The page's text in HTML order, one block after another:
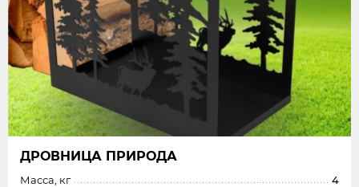
ДРОВНИЦА ПРИРОДА
Масса, кг
4